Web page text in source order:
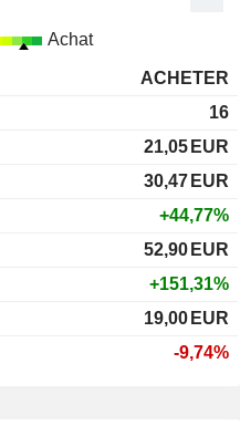
Achat
ACHETER
16
21,05 EUR
30,47 EUR
+44,77%
52,90 EUR
+151,31%
19,00 EUR
-9,74%